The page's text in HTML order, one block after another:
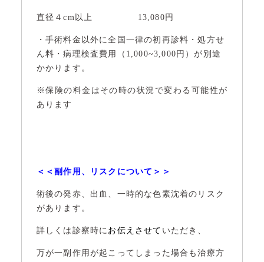
直径４cm以上 13,080円
・手術料金以外に全国一律の初再診料・処方せ
ん料・病理検査費用（1,000~3,000円）が別途
かかります。
※保険の料金はその時の状況で変わる可能性が
あります
＜＜副作用、リスクについて＞＞
術後の発赤、出血、一時的な色素沈着のリスク
があります。
詳しくは診察時に お伝えさせて いただき、
万が一副作用が起こってしまった場合も治療方